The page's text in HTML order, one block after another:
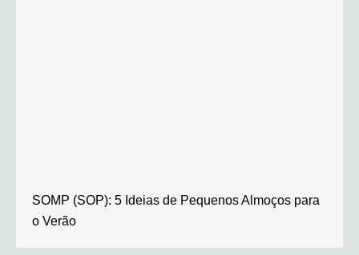
SOMP (SOP): 5 Ideias de Pequenos Almoços para
o Verão